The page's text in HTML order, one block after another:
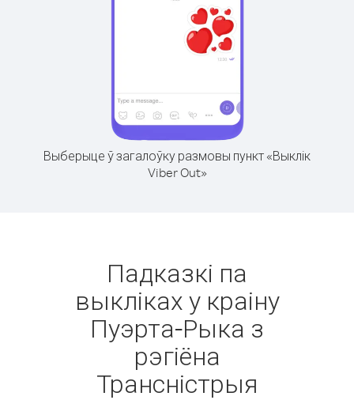
Выберыце ў загалоўку размовы пункт «Выклік
Viber Out»
Падказкі па
выкліках у краіну
Пуэрта-Рыка з
рэгіёна
Трансністрыя